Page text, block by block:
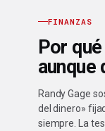
FINANZAS
Por
aunque
Randy Gage
del dinero»
siempre. La